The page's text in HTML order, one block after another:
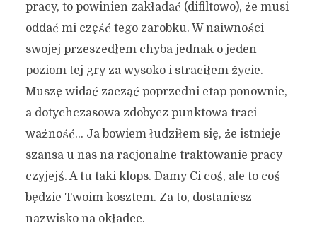
pracy, to powinien zakładać (difiltowo), że musi
oddać mi część tego zarobku. W naiwności
swojej przeszedłem chyba jednak o jeden
poziom tej gry za wysoko i straciłem życie.
Muszę widać zacząć poprzedni etap ponownie,
a dotychczasowa zdobycz punktowa traci
ważność… Ja bowiem łudziłem się, że istnieje
szansa u nas na racjonalne traktowanie pracy
czyjejś. A tu taki klops. Damy Ci coś, ale to coś
będzie Twoim kosztem. Za to, dostaniesz
nazwisko na okładce.